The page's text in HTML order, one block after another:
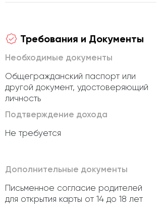
Требования и Документы
Необходимые документы
Общегражданский паспорт или
другой документ, удостоверяющий
личность
Подтверждение дохода
Не требуется
Дополнительные документы
Письменное согласие родителей
для открытия карты от 14 до 18 лет